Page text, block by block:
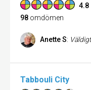
4.8
98 omdömen
Anette S: Väldigt trevligt och fint
Tabbouli City